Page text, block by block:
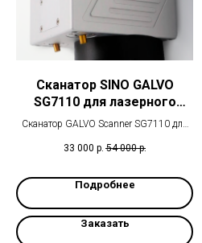
Сканатор SINO GALVO
SG7110 для лазерного
станка/маркиратора/
Сканатор GALVO Scanner SG7110 для
33 000 р. 54 000 р.
Подробнее
Заказать